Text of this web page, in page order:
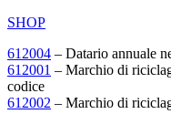
SHOP
612004 – Datario annuale
612001 – Marchio di
codice
612002 – Marchio di